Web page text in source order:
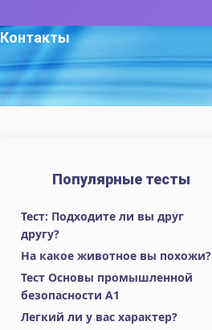
Контакты
Популярные тесты
Тест: Подходите ли вы друг
другу?
На какое животное вы похожи?
Тест Основы промышленной
безопасности А1
Легкий ли у вас характер?